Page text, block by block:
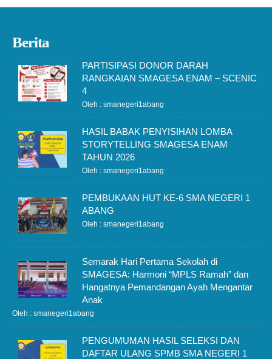
Berita
PARTISIPASI DONOR DARAH
RANGKAIAN SMAGESA ENAM – SCENIC
4
Oleh : smanegeri1abang
HASIL BABAK PENYISIHAN LOMBA
STORYTELLING SMAGESA ENAM
TAHUN 2026
Oleh : smanegeri1abang
PEMBUKAAN HUT KE-6 SMA NEGERI 1
ABANG
Oleh : smanegeri1abang
Semarak Hari Pertama Sekolah di
SMAGESA: Harmoni “MPLS Ramah” dan
Hangatnya Pemandangan Ayah Mengantar
Anak
Oleh : smanegeri1abang
PENGUMUMAN HASIL SELEKSI DAN
DAFTAR ULANG SPMB SMA NEGERI 1